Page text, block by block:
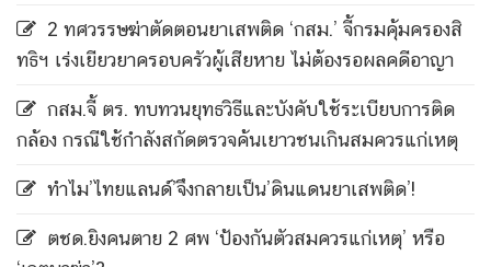
2 ทศวรรษฆ่าตัดตอนยาเสพติด ‘กสม.’ จี้กรมคุ้มครองสิ
ทธิฯ เร่งเยียวยาครอบครัวผู้เสียหาย ไม่ต้องรอผลคดีอาญา
กสม.จี้ ตร. ทบทวนยุทธวิธีและบังคับใช้ระเบียบการติด
กล้อง กรณีใช้กำลังสกัดตรวจค้นเยาวชนเกินสมควรแก่เหตุ
ทำไม’ไทยแลนด์’จึงกลายเป็น’ดินแดนยาเสพติด’!
ตชด.ยิงคนตาย 2 ศพ ‘ป้องกันตัวสมควรแก่เหตุ’ หรือ